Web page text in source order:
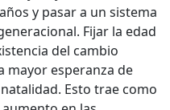
y pasar a un sistema
Fijar la edad
del cambio
mayor esperanza de
Esto trae como